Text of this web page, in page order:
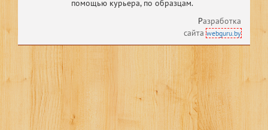
помощью курьера, по образцам.
Разработка
сайтаwebguru.by